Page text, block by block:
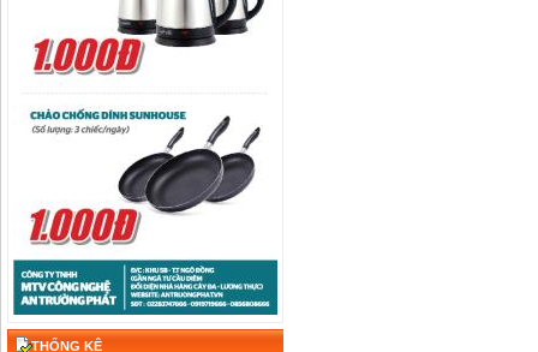
THỐNG KÊ